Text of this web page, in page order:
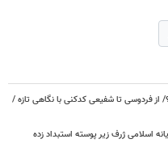
فردوسی تا شفیعی ‌کدکنی با نگاهی تازه /
اسلامی ژرف زیر پوسته استبداد زده